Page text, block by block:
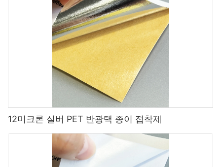
12미크론 실버 PET 반광택 종이 접착제